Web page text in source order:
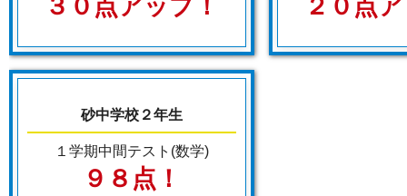
３０点アップ！
砂中学校２年生
１学期中間テスト(数学)
９８点！
２０点